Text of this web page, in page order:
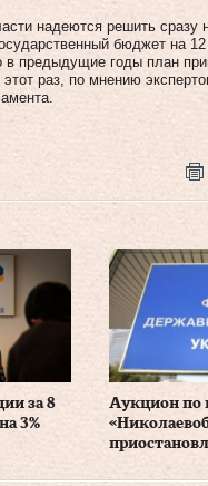
надеются решить сразу
бюджет на
в предыдущие годы план
раз, по мнению
за 8
3%
Аукцион по